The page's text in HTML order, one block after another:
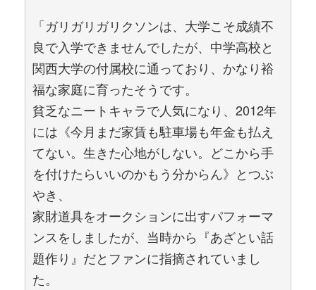
「ガリガリガリクソンは、大学こそ成績不
良で入学できませんでしたが、中学高校と
関西大学の付属校に通っており、かなり裕
福な家庭に育ったそうです。
貧乏なニートキャラで人気になり、2012年
には《今月まだ家賃も駐車場も年金も払え
てない。生きた心地がしない。どこから手
を付けたらいいのかもう分からん》とつぶ
やき、
家財道具をオークションに出すパフォーマ
ンスをしましたが、当時から『あざとい話
題作り』だとファンに指摘されていまし
た。